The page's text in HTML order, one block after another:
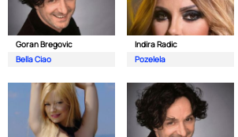
Goran Bregovic
Bella Ciao
Indira Radic
Pozelela